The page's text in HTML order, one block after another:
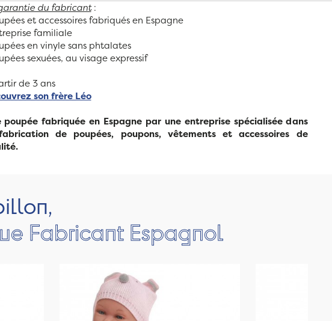
du fabricant:
et accessoires fabriqués en Espagne
familiale
en vinyle sans phtalates
sexuées, au visage expressif
de 3 ans
son frère Léo
poupée fabriquée en Espagne par une entreprise spécialisée dans
de poupées, poupons, vêtements et accessoires de
Fabricant Espagnol